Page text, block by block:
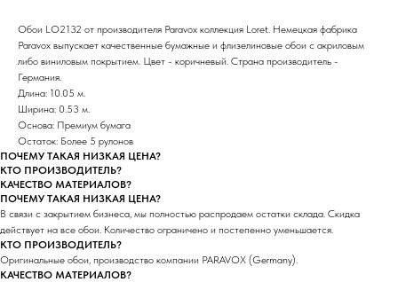
Обои LO2132 от производителя Paravox коллекция Loret. Немецкая фабрика
Paravox выпускает качественные бумажные и флизелиновые обои с акриловым
либо виниловым покрытием. Цвет - коричневый. Страна производитель -
Германия.
Длина: 10.05 м.
Ширина: 0.53 м.
Основа: Премиум бумага
Остаток: Более 5 рулонов
ПОЧЕМУ ТАКАЯ НИЗКАЯ ЦЕНА?
КТО ПРОИЗВОДИТЕЛЬ?
КАЧЕСТВО МАТЕРИАЛОВ?
ПОЧЕМУ ТАКАЯ НИЗКАЯ ЦЕНА?
В связи с закрытием бизнеса, мы полностью распродаем остатки склада. Скидка
действует на все обои. Количество ограничено и постепенно уменьшается.
КТО ПРОИЗВОДИТЕЛЬ?
Оригинальные обои, производство компании PARAVOX (Germany).
КАЧЕСТВО МАТЕРИАЛОВ?